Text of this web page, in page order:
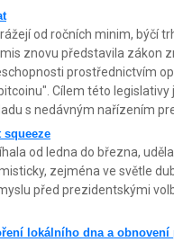
od ročních minim, býčí
znovu představila zákon
prostřednictvím
Cílem této
s nedávným nařízením
od ledna do března,
zejména ve světle
před prezidentskými
lokálního dna a obnovení